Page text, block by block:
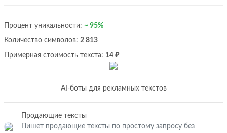
Процент уникальности: ~ 95%
Количество символов: 2 813
Примерная стоимость текста: 14 ₽
AI-боты для рекламных текстов
Продающие тексты
Пишет продающие тексты по простому запросу без